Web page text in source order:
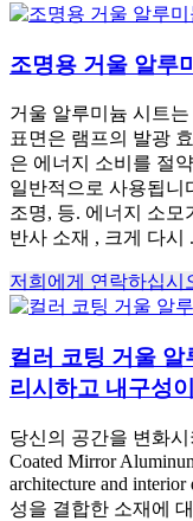
조명용 거울 알루
거울 알루미늄 시트
표면은 램프의 발광
은 에너지 소비를 절
일반적으로 사용됩니
조명, 등. 에너지 소모
반사 소재 , 크게 다시
저희에게 연락하십시
컬러 코팅 거울 알
리시하고 내구성
당신의 공간을 변화
Coated Mirror
architecture and interior
성을 결합한 소재에